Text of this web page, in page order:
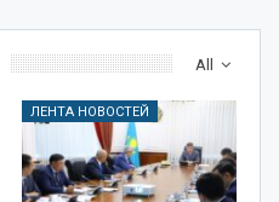
All
ЛЕНТА НОВОСТЕЙ